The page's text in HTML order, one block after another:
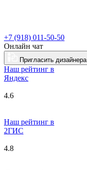
+7 (918) 011-50-50
Онлайн чат
Пригласить дизайнера
Наш рейтинг в
Яндекс
4.6
Наш рейтинг в
2ГИС
4.8